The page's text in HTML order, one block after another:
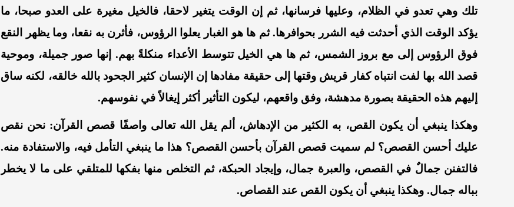
تلك وهي تعدو في الظلام، وعليها فرسانها، ثم إن الوقت يتغير لاحقا، فالخيل مغيرة على العدو صبحا، ما
يؤكد الوقت الذي أحدثت فيه الشرر بحوافرها. ثم ها هو الغبار يعلوا الرؤوس، فأثرن به نقعا، وما يظهر النقع
فوق الرؤوس إلى مع بروز الشمس، ثم ها هي الخيل تتوسط الأعداء منكلةً بهم. إنها صور جميلة، وموحية
قصد الله بها لفت انتباه كفار قريش وقتها إلى حقيقة مفادها إن الإنسان كثير الجحود بالله خالقه، لكنه ساق
إليهم هذه الحقيقة بصورة مدهشة، وفق واقعهم، ليكون التأثير أكثر إيغالاً في نفوسهم.
وهكذا ينبغي أن يكون القص، به الكثير من الإدهاش، ألم يقل الله تعالى واصفًا قصص القرآن: نحن نقص
عليك أحسن القصص؟ لم سميت قصص القرآن بأحسن القصص؟ هذا ما ينبغي التأمل فيه، والاستفادة منه.
فالتفنن جمالٌ في القصص، والعبرة جمال، وإيجاد الحبكة، ثم التخلص منها بفكها للمتلقي على ما لا يخطر
بباله جمال. وهكذا ينبغي أن يكون القص عند القصاص.